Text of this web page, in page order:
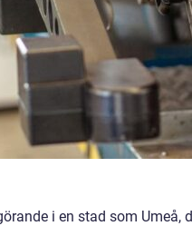
i en stad som Umeå,